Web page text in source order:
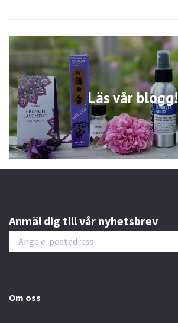
Läs vår blogg!
Anmäl dig till vår nyhetsbrev
Om oss